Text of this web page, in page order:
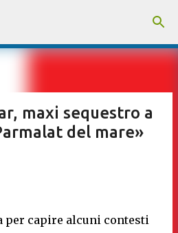
maxi sequestro a
del mare»
per capire alcuni contesti